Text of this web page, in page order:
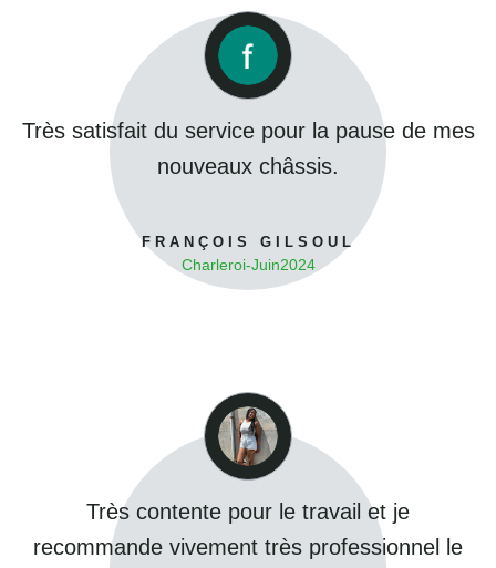
Très satisfait du service pour la pause de mes
nouveaux châssis.
FRANÇOIS GILSOUL
Charleroi-Juin2024
Très contente pour le travail et je
recommande vivement très professionnel le